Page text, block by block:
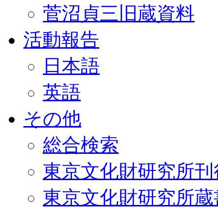
菅沼貞三旧蔵資料
活動報告
日本語
英語
その他
総合検索
東京文化財研究所
東京文化財研究所